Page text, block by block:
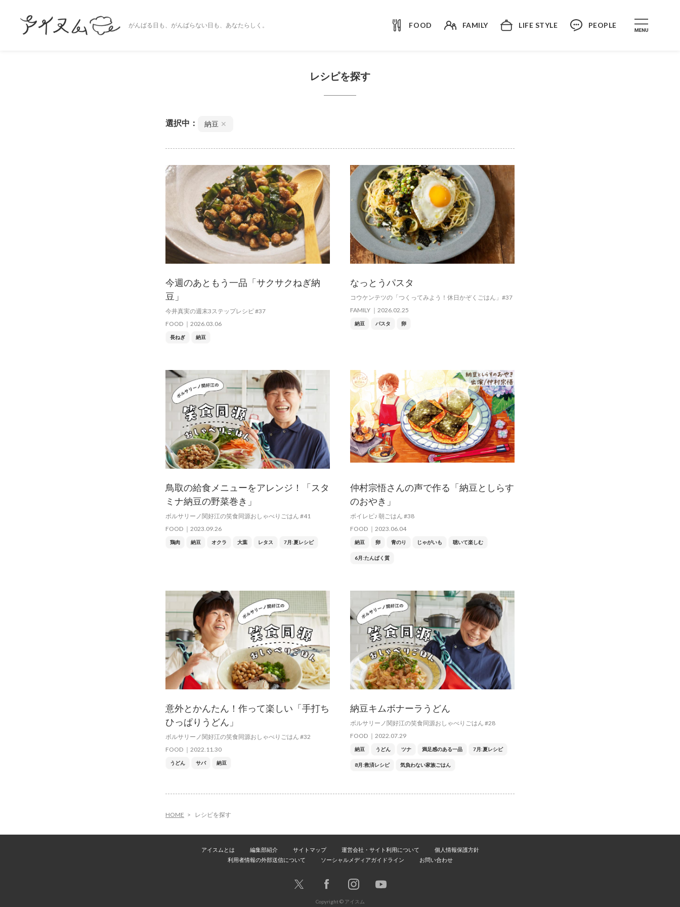
がんばる日も、がんばらない日も、あなたらしく。 FOOD FAMILY LIFE STYLE PEOPLE
レシピを探す
選択中： 納豆 ✕
今週のあともう一品「サクサクねぎ納
豆」
今井真実の週末3ステップレシピ #37
FOOD
2026.03.06
長ねぎ 納豆
なっとうパスタ
コウケンテツの「つくってみよう！休日かぞくごはん」#37
FAMILY
2026.02.25
納豆 パスタ 卵
鳥取の給食メニューをアレンジ！「スタ
ミナ納豆の野菜巻き」
ボルサリーノ関好江の笑食同源おしゃべりごはん #41
FOOD
2023.09.26
鶏肉 納豆 オクラ 大葉 レタス 7月:夏レシピ
仲村宗悟さんの声で作る「納豆としらす
のおやき」
ボイレピ♪ 朝ごはん #38
FOOD
2023.06.04
納豆 卵 青のり じゃがいも 聴いて楽しむ
6月:たんぱく質
意外とかんたん！作って楽しい「手打ち
ひっぱりうどん」
ボルサリーノ関好江の笑食同源おしゃべりごはん #32
FOOD
2022.11.30
うどん サバ 納豆
納⾖キムボナーラうどん
ボルサリーノ関好江の笑食同源おしゃべりごはん #28
FOOD
2022.07.29
納豆 うどん ツナ 満足感のある一品 7月:夏レシピ
8月:救済レシピ 気負わない家族ごはん
HOME レシピを探す
アイスムとは 編集部紹介 サイトマップ 運営会社・サイト利用について
個人情報保護方針
利用者情報の外部送信について
ソーシャルメディアガイドライン お問い合わせ
Copyright © アイスム